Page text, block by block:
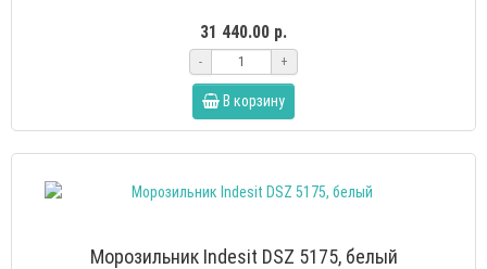
31 440.00 р.
- +
В корзину
Морозильник Indesit DSZ 5175, белый